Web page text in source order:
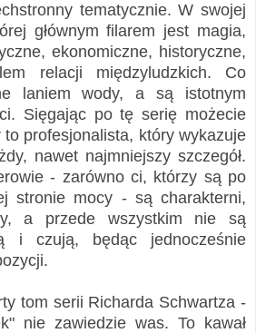
tematycznie. W swojej
głównym filarem jest magia,
ekonomiczne, historyczne,
relacji międzyludzkich. Co
laniem wody, a są istotnym
Sięgając po tę serię możecie
profesjonalista, który wykazuje
nawet najmniejszy szczegół.
- zarówno ci, którzy są po
stronie mocy - są charakterni,
a przede wszystkim nie są
i czują, będąc jednocześnie
tom serii Richarda Schwartza -
nie zawiedzie was. To kawał